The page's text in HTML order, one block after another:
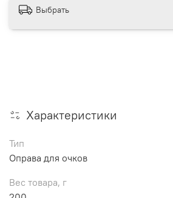
Выбрать
Характеристики
Тип
Оправа для очков
Вес товара, г